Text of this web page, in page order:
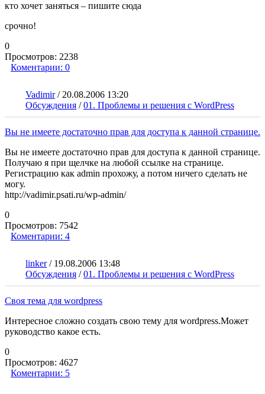
кто хочет заняться – пишите сюда
срочно!
0
Просмотров: 2238
Коментарии: 0
Vadimir/ 20.08.2006 13:20
Обсуждения /01. Проблемы и решения с WordPress
Вы не имеете достаточно прав для доступа к данной странице.
Вы не имеете достаточно прав для доступа к данной странице.
Получаю я при щелчке на любой ссылке на странице.
Регистрацию как admin прохожу, а потом ничего сделать не
могу.
http://vadimir.psati.ru/wp-admin/
0
Просмотров: 7542
Коментарии: 4
linker/ 19.08.2006 13:48
Обсуждения /01. Проблемы и решения с WordPress
Своя тема для wordpress
Интересное сложно создать свою тему для wordpress.Может
руководство какое есть.
0
Просмотров: 4627
Коментарии: 5